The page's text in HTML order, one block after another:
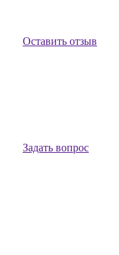
Оставить отзыв
Задать вопрос